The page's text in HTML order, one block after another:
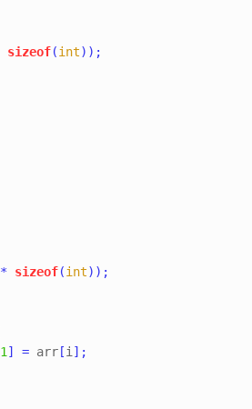
sizeof(int));
* sizeof(int));
1 ] = arr[i ];